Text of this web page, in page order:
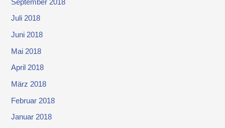
September 2018
Juli 2018
Juni 2018
Mai 2018
April 2018
März 2018
Februar 2018
Januar 2018